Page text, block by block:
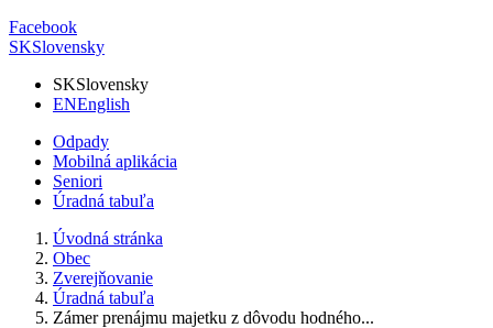
Facebook
SKSlovensky
SKSlovensky
ENEnglish
Odpady
Mobilná aplikácia
Seniori
Úradná tabuľa
Úvodná stránka
Obec
Zverejňovanie
Úradná tabuľa
Zámer prenájmu majetku z dôvodu hodného...